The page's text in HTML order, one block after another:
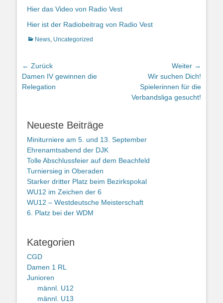
Hier das Video von Radio Vest
Hier ist der Radiobeitrag von Radio Vest
Kategorien
News, Uncategorized
Beitragsnavigation
← Zurück
Vorheriger
Beitrag:
Damen IV gewinnen die
Relegation
Weiter →
Wir suchen Dich!
Spielerinnen für die
Verbandsliga gesucht!
Neueste Beiträge
Miniturniere am 5. und 13. September
Ehrenamtsabend der DJK
Tolle Abschlussfeier auf dem Beachfeld
Turniersieg in Oberaden
Starker dritter Platz beim Bezirkspokal
WU12 im Zeichen der 6
WU12 – Westdeutsche Meisterschaft
6. Platz bei der WDM
Kategorien
CGD
Damen 1 RL
Junioren
männl. U12
männl. U13